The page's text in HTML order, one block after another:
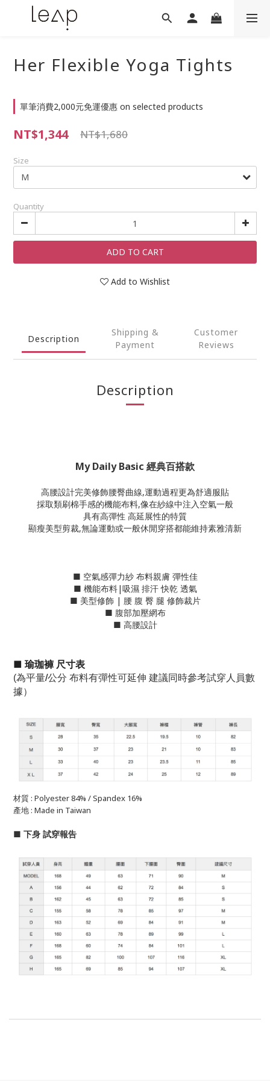
Her Flexible Yoga Tights
單筆消費2,000元免運優惠 on selected products
NT$1,344 NT$1,680
Size
Quantity
ADD TO CART
Add to Wishlist
Description
Shipping &
Payment
Customer
Reviews
Description
My Daily Basic 經典百搭款
高腰設計完美修飾腰臀曲線,運動過程更為舒適服貼
採取類刷棉手感的機能布料,像在紗線中注入空氣一般
具有高彈性 高延展性的特質
顯瘦美型剪裁,無論運動或一般休閒穿搭都能維持素雅清新
■ 空氣感彈力紗 布料親膚 彈性佳
■ 機能布料|吸濕 排汗 快乾 透氣
■ 美型修飾 | 腰 腹 臀 腿 修飾裁片
■ 腹部加壓網布
■ 高腰設計
■ 瑜珈褲 尺寸表
(為平量/公分 布料有彈性可延伸 建議同時參考試穿人員數
據）
材質 : Polyester 84% / Spandex 16%
產地 : Made in Taiwan
■ 下身 試穿報告